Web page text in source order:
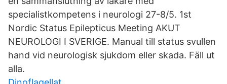
specialistkompetens i neurologi 27-8/5. 1st
Nordic Status Epilepticus Meeting AKUT
NEUROLOGI I SVERIGE. Manual till status svullen
hand vid neurologisk sjukdom eller skada. Fäll ut
alla.